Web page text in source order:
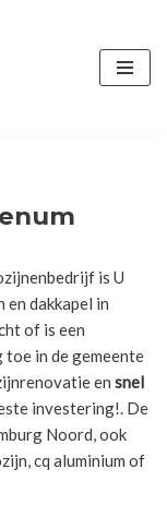
is U
en dakkapel in
of is een
in de gemeente
en snel
investering!. De
Noord, ook
cq aluminium of